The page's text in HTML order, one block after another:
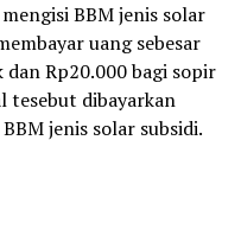
BBM jenis solar
uang sebesar
Rp20.000 bagi sopir
tesebut dibayarkan
jenis solar subsidi.